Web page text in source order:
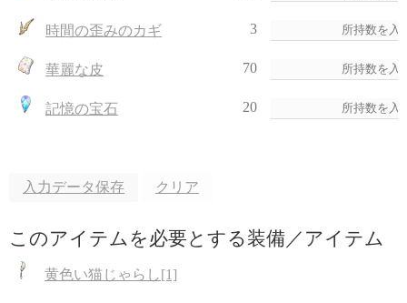
時間の歪みのカギ 3
華麗な皮 70
記憶の宝石 20
入力データ保存 クリア
このアイテムを必要とする装備／アイテム
黄色い猫じゃらし[1]